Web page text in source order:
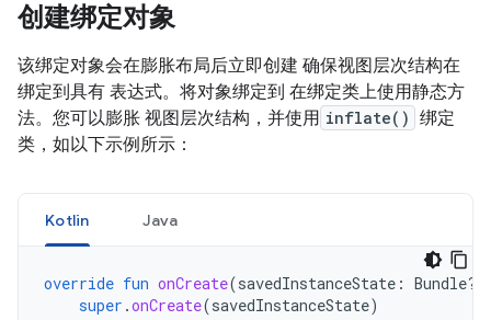
创建绑定对象
该绑定对象会在膨胀布局后立即创建 确保视图层次结构在
绑定到具有 表达式。将对象绑定到 在绑定类上使用静态方
法。您可以膨胀 视图层次结构，并使用 inflate() 绑定
类，如以下示例所示：
Kotlin Java
override fun onCreate(savedInstanceState : Bundle?)
super .onCreate(savedInstanceState)